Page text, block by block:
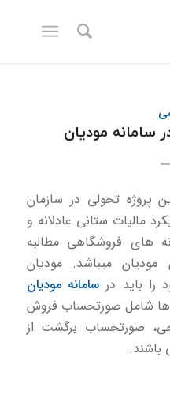
سامانه مودیان
پروژه تحولی در سازمان
مالیات ستانی عادلانه و
قانون پایانه های فروشگاهی مطالبه
مودیان میباشد. مودیان
را باید درسامانه مودیان
ها شامل صورتحساب فروش
صورتحساب برگشت از